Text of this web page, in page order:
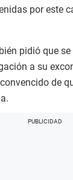
por este
pidió que
a su
de